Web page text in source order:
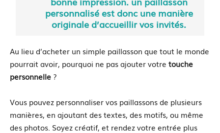
personnalisé est donc une manière
originale d’accueillir vos invités.
Au lieu d’acheter un simple paillasson que tout le monde
pourrait avoir, pourquoi ne pas ajouter votre touche
personnelle ?
Vous pouvez personnaliser vos paillassons de plusieurs
manières, en ajoutant des textes, des motifs, ou même
des photos. Soyez créatif, et rendez votre entrée plus